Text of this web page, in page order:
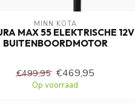
MINN KOTA
MAX 55 ELEKTRISCHE 12V
BUITENBOORDMOTOR
€499,95 €469,95
Op voorraad